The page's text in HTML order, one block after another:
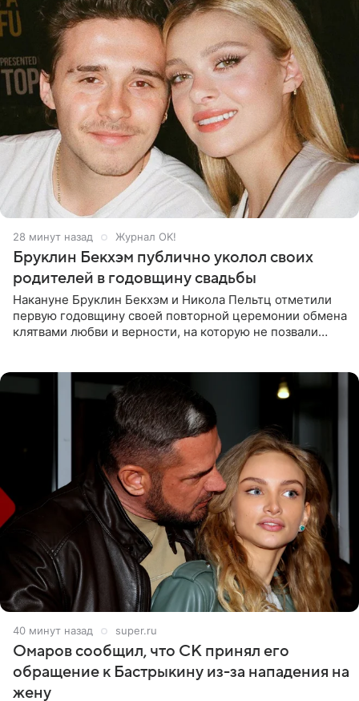
28 минут назад Журнал OK!
Бруклин Бекхэм публично уколол своих
родителей в годовщину свадьбы
Накануне Бруклин Бекхэм и Никола Пельтц отметили
первую годовщину своей повторной церемонии обмена
клятвами любви и верности, на которую не позвали
40 минут назад super.ru
Омаров сообщил, что СК принял его
обращение к Бастрыкину из-за нападения на
жену